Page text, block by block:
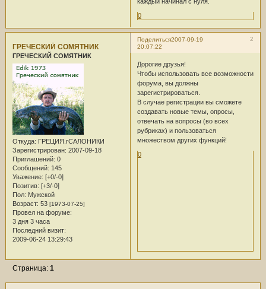
0
Поделиться 2
2007-09-19
20:07:22
ГРЕЧЕСКИЙ СОМЯТНИК
ГРЕЧЕСКИЙ СОМЯТНИК
Откуда: ГРЕЦИЯ.гСАЛОНИКИ
Зарегистрирован: 2007-09-18
Приглашений: 0
Сообщений: 145
Уважение: [+0/-0]
Позитив: [+3/-0]
Пол: Мужской
Возраст: 53 [1973-07-25]
Провел на форуме:
3 дня 3 часа
Последний визит:
2009-06-24 13:29:43
Дорогие друзья!
Чтобы использовать все возможности
форума, вы должны
зарeгистрироваться.
В случае регистрации вы сможете
создавать новые темы, опросы,
отвечать на вопросы (во всех
рубриках) и пользоваться
множеством других функций!
0
Страница:1